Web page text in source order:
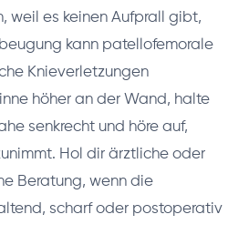
weil es keinen Aufprall gibt,
kann patellofemorale
Knieverletzungen
höher an der Wand, halte
senkrecht und höre auf,
Hol dir ärztliche oder
Beratung, wenn die
scharf oder postoperativ